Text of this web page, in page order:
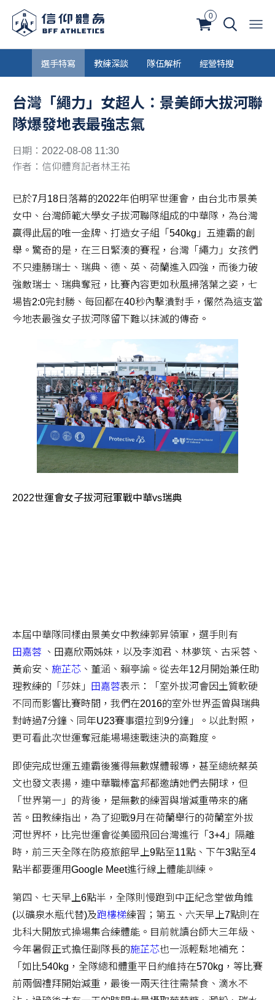
0
選手特寫 教練深談 隊伍解析 經營特搜
台灣「繩力」女超人：景美師大拔河聯
隊爆發地表最強志氣
日期：2022-08-08 11:30
作者：信仰體育記者林王祐
已於7月18日落幕的2022年伯明罕世運會，由台北市景美
女中、台灣師範大學女子拔河聯隊組成的中華隊，為台灣
贏得此屆的唯一金牌、打造女子組「540kg」五連霸的創
舉。驚奇的是，在三日緊湊的賽程，台灣「繩力」女孩們
不只連勝瑞士、瑞典、德、英、荷蘭進入四強，而後力破
強敵瑞士、瑞典奪冠，比賽內容更如秋風掃落葉之姿，七
場皆2:0完封勝、每回都在40秒內擊潰對手，儼然為這支當
今地表最強女子拔河隊留下難以抹滅的傳奇。
2022世運會女子拔河冠軍戰中華vs瑞典
本屆中華隊同樣由景美女中教練郭昇領軍，選手則有
田嘉蓉 、田嘉欣兩姊妹，以及李洳君、林夢筑、古采蓉、
黃俞安、 施芷芯 、董涵、賴亭諭。從去年12月開始兼任助
理教練的「莎妹」
田嘉蓉表示：「室外拔河會因土質軟硬
不同而影響比賽時間，我們在2016的室外世界盃曾與瑞典
對峙過7分鐘、同年U23賽事還拉到9分鐘」。以此對照，
更可看此次世運奪冠能場場速戰速決的高難度。
即使完成世運五連霸後獲得無數媒體報導，甚至總統蔡英
文也發文表揚，連中華職棒富邦都邀請她們去開球，但
「世界第一」的背後，是無數的練習與增減重帶來的痛
苦。田教練指出，為了迎戰9月在荷蘭舉行的荷蘭室外拔
河世界杯，比完世運會從美國飛回台灣進行「3+4」隔離
時，前三天全隊在防疫旅館早上9點至11點、下午3點至4
點半都要運用Google Meet進行線上體能訓練。
第四、七天早上6點半，全隊則慢跑到中正紀念堂做角錐
(以礦泉水瓶代替)及跑樓梯練習；第五、六天早上7點則在
北科大開放式操場集合練體能。目前就讀台師大三年級、
今年暑假正式擔任副隊長的施芷芯也一派輕鬆地補充：
「如比540kg，全隊總和體重平日約維持在570kg，等比賽
前兩個禮拜開始減重，最後一兩天往往需禁食、滴水不